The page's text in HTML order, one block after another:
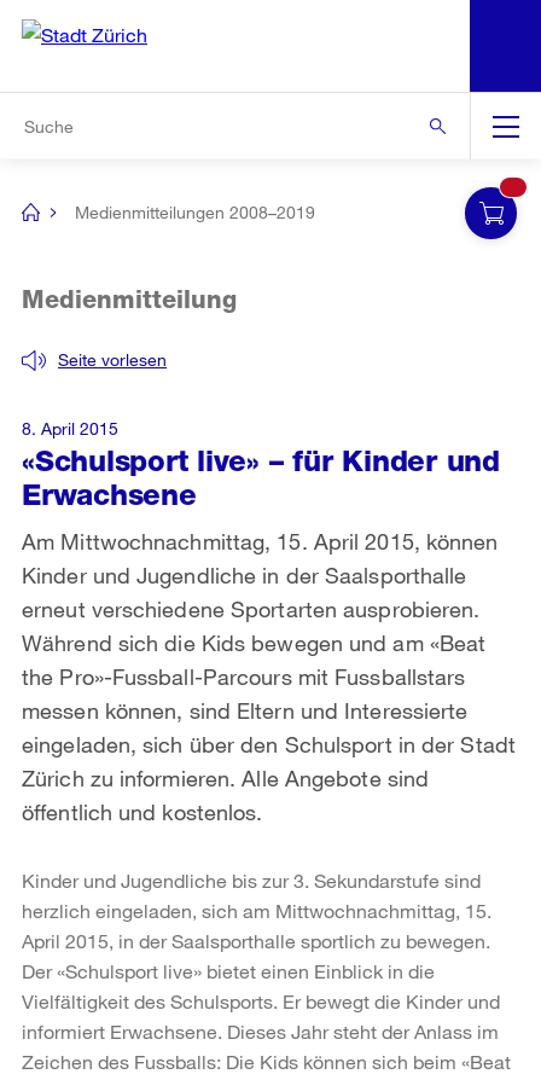
Navigation
[no
Medienmitteilungen 2008–2019
«Schulsport live» – für Kinder und
Erwachsene
Seite vorlesen
Medienmitteilung
Am Mittwochnachmittag, 15. April 2015, können
Kinder und Jugendliche in der Saalsporthalle
erneut verschiedene Sportarten ausprobieren.
Während sich die Kids bewegen und am «Beat
the Pro»-Fussball-Parcours mit Fussballstars
messen können, sind Eltern und Interessierte
eingeladen, sich über den Schulsport in der Stadt
Zürich zu informieren. Alle Angebote sind
öffentlich und kostenlos.
8. April 2015
Kinder und Jugendliche bis zur 3. Sekundarstufe sind
herzlich eingeladen, sich am Mittwochnachmittag, 15.
April 2015, in der Saalsporthalle sportlich zu bewegen.
Der «Schulsport live» bietet einen Einblick in die
Vielfältigkeit des Schulsports. Er bewegt die Kinder und
informiert Erwachsene. Dieses Jahr steht der Anlass im
Zeichen des Fussballs: Die Kids können sich beim «Beat